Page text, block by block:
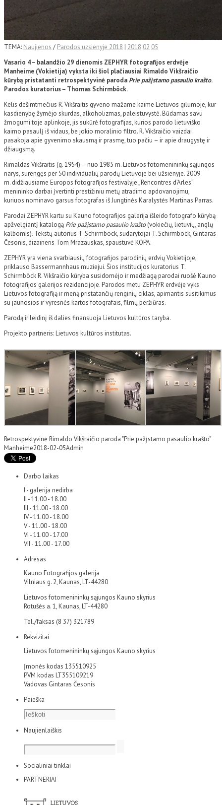
TEMA: Naujienos / Parodos uzsienyje 2018 | 2018 02 05
Vasario 4 – balandžio 29 dienomis ZEPHYR fotografijos erdvėje
Manheime (Vokietija) vyksta iki šiol plačiausiai Rimaldo Vikšraičio
kūrybą pristatanti retrospektyvinė paroda Prie pažįstamo pasaulio krašto.
Parodos kuratorius – Thomas Schirmböck.
Kelis dešimtmečius R. Vikšraitis gyveno mažame kaime Lietuvos gilumoje, kur
kasdienybę žymėjo skurdas, alkoholizmas, paleistuvystė. Būdamas savu
žmogumi toje aplinkoje, jis sukūrė fotografijas, kurios parodo lietuviško
kaimo pasaulį iš vidaus, be jokio moralinio filtro. R. Vikšraičio vaizdai
pasakoja apie gyvenimo skausmą ir prasmę, tuo pačiu – ir apie draugystę ir
džiaugsmą.
Rimaldas Vikšraitis (g. 1954) – nuo 1985 m. Lietuvos fotomenininkų sąjungos
narys, surengęs per 50 individualių parodų Lietuvoje bei užsienyje. 2009
m. didžiausiame Europos fotografijos festivalyje „Rencontres d’Arles”
menininko darbai įvertinti prestižiniu metų atradimo apdovanojimu,
kuriuos nominavo garsus fotografas iš Jungtinės Karalystės Martinas Parras.
Parodai ZEPHYR kartu su Kauno fotografijos galerija išleido fotografo kūrybą
apžvelgiantį katalogą Prie pažįstamo pasaulio krašto(vokiečių, lietuvių, anglų
kalbomis). Tekstų autorius T. Schirmböck, sudarytojai T. Schirmböck, Gintaras
Česonis, dizaineris Tom Mrazauskas, spaustuvė KOPA.
ZEPHYR yra viena svarbiausių fotografijos parodinių erdvių Vokietijoje,
priklauso Bassermannhaus muziejui. Šios institucijos kuratorius T.
Schirmböck R. Vikšraičio kūryba susidomėjo ir medžiagą parodai ruošė Kauno
fotografijos galerijos rezidencijoje. Parodos metu ZEPHYR erdvėje vyks
Lietuvos fotografiją ir meną pristatančių renginių ciklas, apimantis susitikimus
su jaunosios ir vyresnės kartos fotografais, filmų peržiūras.
Parodą ir leidinį iš dalies finansuoja Lietuvos kultūros taryba.
Projekto partneris: Lietuvos kultūros institutas.
Retrospektyvinė Rimaldo Vikšraičio paroda "Prie pažįstamo pasaulio krašto"
Manheime2018-02-05Admin
Darbo laikas
I - galerija nedirba
II - 11.00 - 18.00
III - 11.00 - 18.00
IV - 11.00 - 18.00
V - 11.00 - 18.00
VI - 11.00 - 17.00
VII - 11.00 - 17.00
Adresas
Kauno Fotografijos galerija
Vilniaus g. 2, Kaunas, LT-44280
Lietuvos fotomenininkų sąjungos Kauno skyrius
Rotušės a. 1, Kaunas, LT-44280
Tel./faksas (8 37) 321789
Rekvizitai
Lietuvos fotomenininkų sąjungos Kauno skyrius
Įmonės kodas 135510925
PVM kodas LT355109219
Vadovas Gintaras Česonis
Paieška
Naujienlaiškis
Socialiniai tinklai
PARTNERIAI